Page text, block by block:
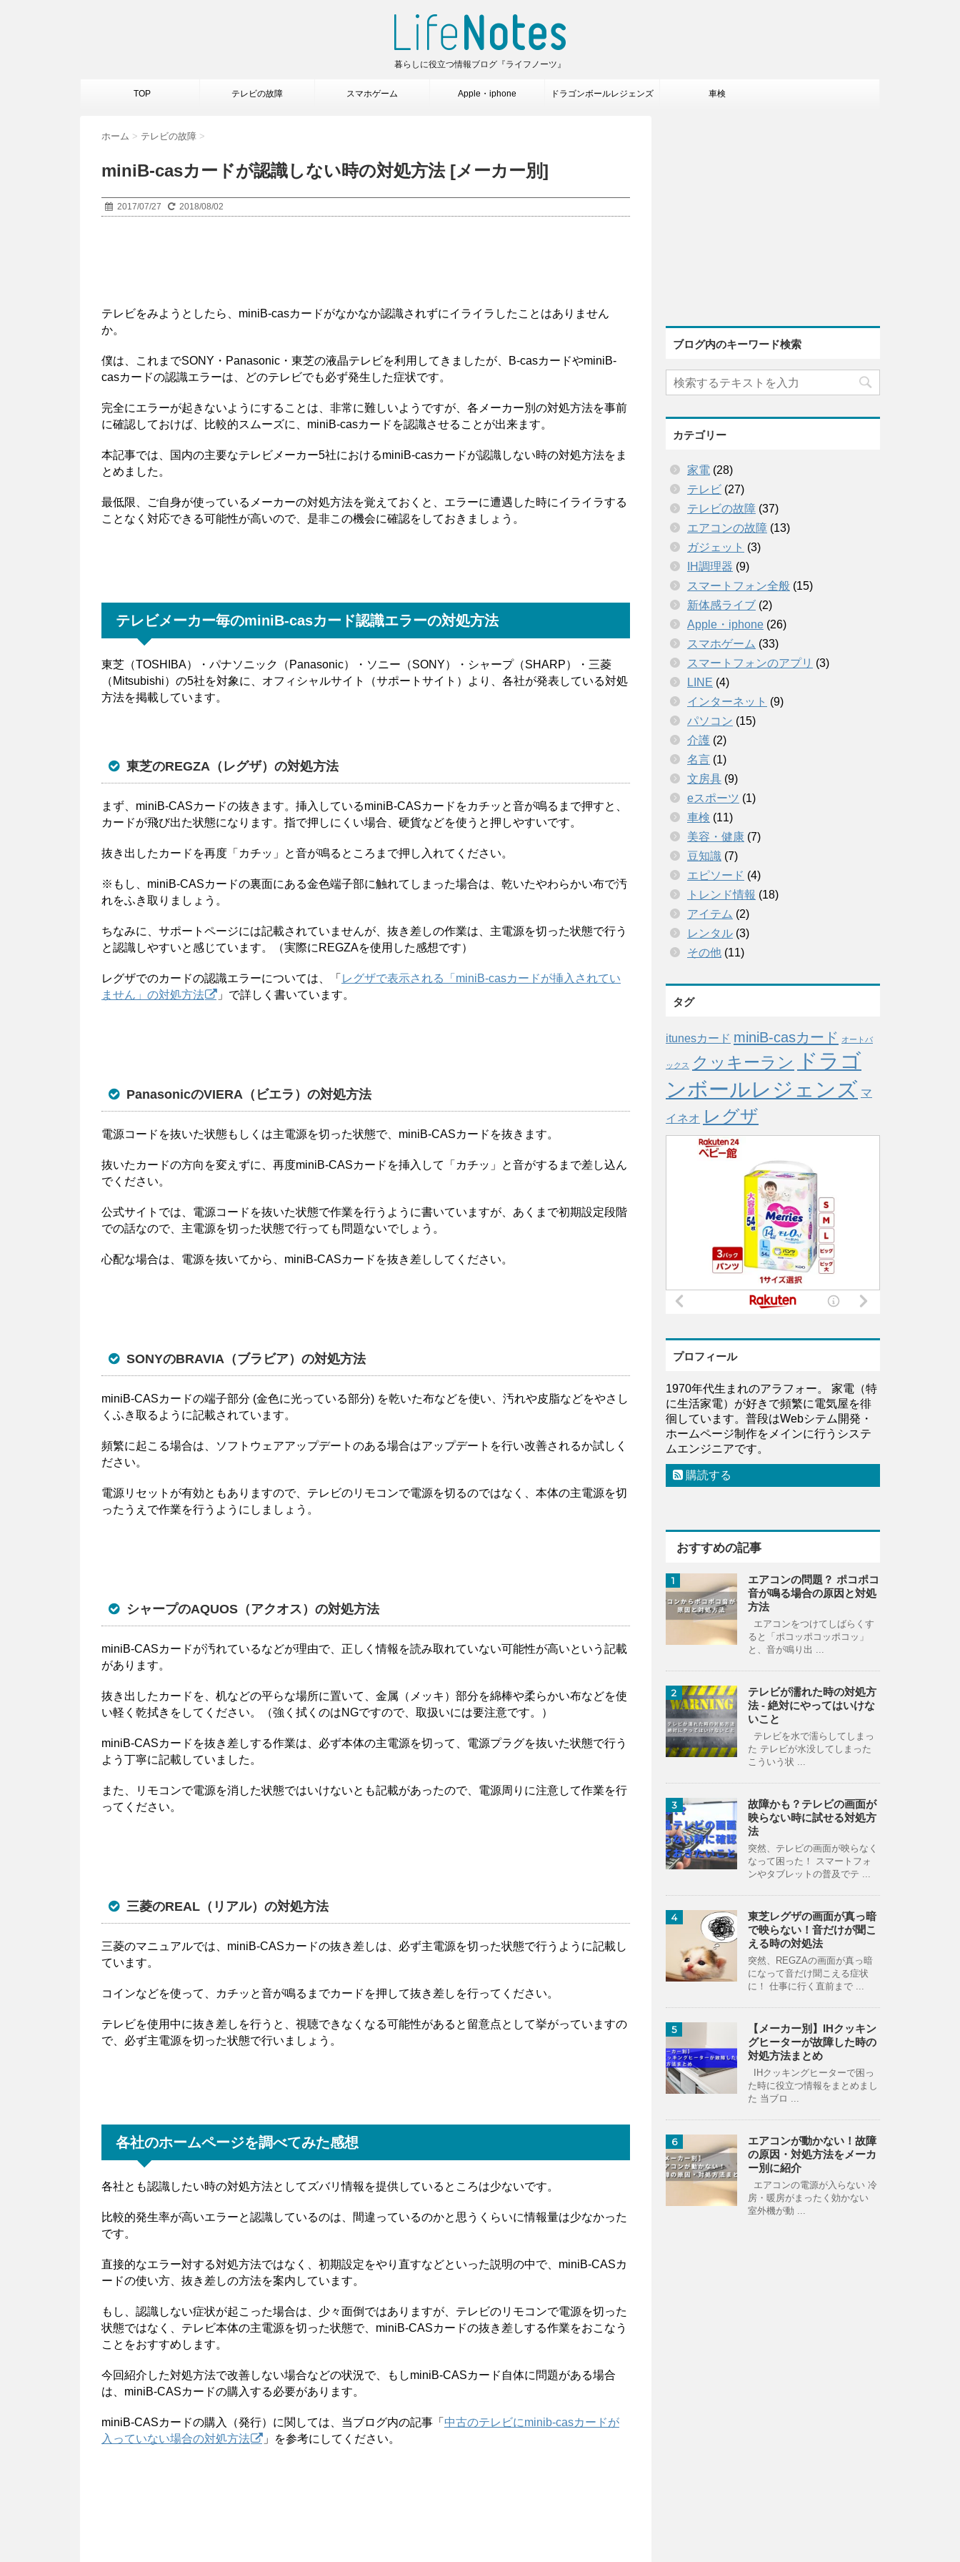
暮らしに役立つ情報ブログ『ライフノーツ』
TOP テレビの故障 スマホゲーム Apple・iphone ドラゴンボールレジェンズ 車検
ホーム > テレビの故障 >
miniB-casカードが認識しない時の対処方法 [メーカー別]
2017/07/27 2018/08/02
テレビをみようとしたら、miniB-casカードがなかなか認識されずにイライラしたことはありません
か。
僕は、これまでSONY・Panasonic・東芝の液晶テレビを利用してきましたが、B-casカードやminiB-
casカードの認識エラーは、どのテレビでも必ず発生した症状です。
完全にエラーが起きないようにすることは、非常に難しいようですが、各メーカー別の対処方法を事前
に確認しておけば、比較的スムーズに、miniB-casカードを認識させることが出来ます。
本記事では、国内の主要なテレビメーカー5社におけるminiB-casカードが認識しない時の対処方法をま
とめました。
最低限、ご自身が使っているメーカーの対処方法を覚えておくと、エラーに遭遇した時にイライラする
ことなく対応できる可能性が高いので、是非この機会に確認をしておきましょう。
テレビメーカー毎のminiB-casカード認識エラーの対処方法
東芝（TOSHIBA）・パナソニック（Panasonic）・ソニー（SONY）・シャープ（SHARP）・三菱
（Mitsubishi）の5社を対象に、オフィシャルサイト（サポートサイト）より、各社が発表している対処
方法を掲載しています。
東芝のREGZA（レグザ）の対処方法
まず、miniB-CASカードの抜きます。挿入しているminiB-CASカードをカチッと音が鳴るまで押すと、
カードが飛び出た状態になります。指で押しにくい場合、硬貨などを使うと押しやすいです。
抜き出したカードを再度「カチッ」と音が鳴るところまで押し入れてください。
※もし、miniB-CASカードの裏面にある金色端子部に触れてしまった場合は、乾いたやわらかい布で汚
れをふき取りましょう。
ちなみに、サポートページには記載されていませんが、抜き差しの作業は、主電源を切った状態で行う
と認識しやすいと感じています。（実際にREGZAを使用した感想です）
レグザでのカードの認識エラーについては、「レグザで表示される「miniB-casカードが挿入されてい
ません」の対処方法
」で詳しく書いています。
PanasonicのVIERA（ビエラ）の対処方法
電源コードを抜いた状態もしくは主電源を切った状態で、miniB-CASカードを抜きます。
抜いたカードの方向を変えずに、再度miniB-CASカードを挿入して「カチッ」と音がするまで差し込ん
でください。
公式サイトでは、電源コードを抜いた状態で作業を行うように書いていますが、あくまで初期設定段階
での話なので、主電源を切った状態で行っても問題ないでしょう。
心配な場合は、電源を抜いてから、miniB-CASカードを抜き差ししてください。
SONYのBRAVIA（ブラビア）の対処方法
miniB-CASカードの端子部分 (金色に光っている部分) を乾いた布などを使い、汚れや皮脂などをやさし
くふき取るように記載されています。
頻繁に起こる場合は、ソフトウェアアップデートのある場合はアップデートを行い改善されるか試しく
ださい。
電源リセットが有効ともありますので、テレビのリモコンで電源を切るのではなく、本体の主電源を切
ったうえで作業を行うようにしましょう。
シャープのAQUOS（アクオス）の対処方法
miniB-CASカードが汚れているなどが理由で、正しく情報を読み取れていない可能性が高いという記載
があります。
抜き出したカードを、机などの平らな場所に置いて、金属（メッキ）部分を綿棒や柔らかい布などを使
い軽く乾拭きをしてください。（強く拭くのはNGですので、取扱いには要注意です。）
miniB-CASカードを抜き差しする作業は、必ず本体の主電源を切って、電源プラグを抜いた状態で行う
よう丁寧に記載していました。
また、リモコンで電源を消した状態ではいけないとも記載があったので、電源周りに注意して作業を行
ってください。
三菱のREAL（リアル）の対処方法
三菱のマニュアルでは、miniB-CASカードの抜き差しは、必ず主電源を切った状態で行うように記載し
ています。
コインなどを使って、カチッと音が鳴るまでカードを押して抜き差しを行ってください。
テレビを使用中に抜き差しを行うと、視聴できなくなる可能性があると留意点として挙がっていますの
で、必ず主電源を切った状態で行いましょう。
各社のホームページを調べてみた感想
各社とも認識したい時の対処方法としてズバリ情報を提供しているところは少ないです。
比較的発生率が高いエラーと認識しているのは、間違っているのかと思うくらいに情報量は少なかった
です。
直接的なエラー対する対処方法ではなく、初期設定をやり直すなどといった説明の中で、miniB-CASカ
ードの使い方、抜き差しの方法を案内しています。
もし、認識しない症状が起こった場合は、少々面倒ではありますが、テレビのリモコンで電源を切った
状態ではなく、テレビ本体の主電源を切った状態で、miniB-CASカードの抜き差しする作業をおこなう
ことをおすすめします。
今回紹介した対処方法で改善しない場合などの状況で、もしminiB-CASカード自体に問題がある場合
は、miniB-CASカードの購入する必要があります。
miniB-CASカードの購入（発行）に関しては、当ブログ内の記事「中古のテレビにminib-casカードが
入っていない場合の対処方法
」を参考にしてください。
ブログ内のキーワード検索
カテゴリー
家電 (28)
テレビ (27)
テレビの故障 (37)
エアコンの故障 (13)
ガジェット (3)
IH調理器 (9)
スマートフォン全般 (15)
新体感ライブ (2)
Apple・iphone (26)
スマホゲーム (33)
スマートフォンのアプリ (3)
LINE (4)
インターネット (9)
パソコン (15)
介護 (2)
名言 (1)
文房具 (9)
eスポーツ (1)
車検 (11)
美容・健康 (7)
豆知識 (7)
エピソード (4)
トレンド情報 (18)
アイテム (2)
レンタル (3)
その他 (11)
タグ
itunesカード miniB-casカード オートバ
ックス クッキーラン
ドラゴ
ンボールレジェンズ マ
イネオ レグザ
プロフィール
1970年代生まれのアラフォー。 家電（特
に生活家電）が好きで頻繁に電気屋を徘
徊しています。普段はWebシテム開発・
ホームページ制作をメインに行うシステ
ムエンジニアです。
購読する
おすすめの記事
1
エアコンの問題？ ポコポコ
音が鳴る場合の原因と対処
方法
エアコンをつけてしばらくす
ると「ポコッポコッポコッ」
と、音が鳴り出 ...
2
テレビが濡れた時の対処方
法 - 絶対にやってはいけな
いこと
テレビを水で濡らしてしまっ
た テレビが水没してしまった
こういう状 ...
3
故障かも？テレビの画面が
映らない時に試せる対処方
法
突然、テレビの画面が映らなく
なって困った！ スマートフォ
ンやタブレットの普及でテ ...
4
東芝レグザの画面が真っ暗
で映らない！音だけが聞こ
える時の対処法
突然、REGZAの画面が真っ暗
になって音だけ聞こえる症状
に！ 仕事に行く直前まで ...
5
【メーカー別】IHクッキン
グヒーターが故障した時の
対処方法まとめ
IHクッキングヒーターで困っ
た時に役立つ情報をまとめまし
た 当ブロ ...
6
エアコンが動かない！故障
の原因・対処方法をメーカ
ー別に紹介
エアコンの電源が入らない 冷
房・暖房がまったく効かない
室外機が動 ...